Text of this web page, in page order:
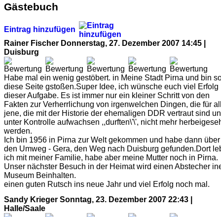
Gästebuch
Eintrag hinzufügen
Rainer Fischer Donnerstag, 27. Dezember 2007 14:45 |
Duisburg
Habe mal ein wenig gestöbert. in Meine Stadt Pirna und bin
diese Seite gstoßen.Super Idee, ich wünsche euch viel Erfolg
dieser Aufgabe. Es ist immer nur ein kleiner Schritt von den
Fakten zur Verherrlichung von irgenwelchen Dingen, die für
jene, die mit der Historie der ehemaligen DDR vertraut sind
unter Kontrolle aufwachsen ,,durften\'\', nicht mehr
werden.
Ich bin 1956 in Pirna zur Welt gekommen und habe dann über
den Umweg - Gera, den Weg nach Duisburg gefunden.Dort
ich mit meiner Familie, habe aber meine Mutter noch in Pirna.
Unser nächster Besuch in der Heimat wird einen Abstecher
Museum Beinhalten.
einen guten Rutsch ins neue Jahr und viel Erfolg noch mal.
Sandy Krieger Sonntag, 23. Dezember 2007 22:43 |
Halle/Saale